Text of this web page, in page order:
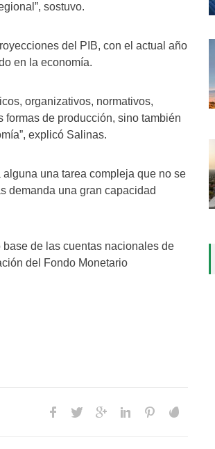
sostuvo.
del PIB, con el actual año
en la economía.
organizativos, normativos,
de producción, sino también
explicó Salinas.
una tarea compleja que no se
demanda una gran capacidad
de las cuentas nacionales de
del Fondo Monetario